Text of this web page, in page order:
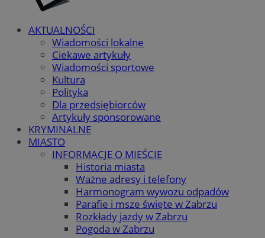
AKTUALNOŚCI
Wiadomości lokalne
Ciekawe artykuły
Wiadomości sportowe
Kultura
Polityka
Dla przedsiębiorców
Artykuły sponsorowane
KRYMINALNE
MIASTO
INFORMACJE O MIEŚCIE
Historia miasta
Ważne adresy i telefony
Harmonogram wywozu odpadów
Parafie i msze święte w Zabrzu
Rozkłady jazdy w Zabrzu
Pogoda w Zabrzu